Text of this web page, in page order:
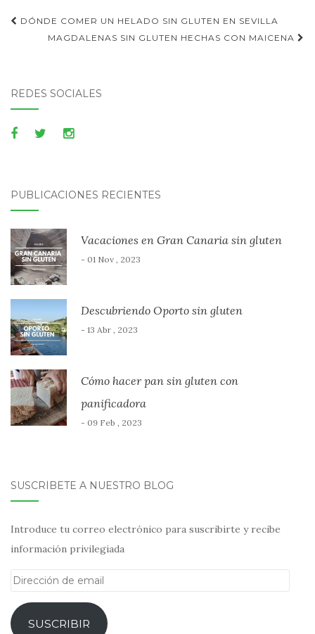
Publica
navegación
DÓNDE COMER UN HELADO SIN GLUTEN EN SEVILLA
MAGDALENAS SIN GLUTEN HECHAS CON MAICENA
REDES SOCIALES
PUBLICACIONES RECIENTES
Vacaciones en Gran Canaria sin gluten
- 01 Nov , 2023
Descubriendo Oporto sin gluten
- 13 Abr , 2023
Cómo hacer pan sin gluten con
panificadora
- 09 Feb , 2023
SUSCRÍBETE A NUESTRO BLOG
Introduce tu correo electrónico para suscribirte y recibe
información privilegiada
Dirección
emailSUSCRIBIR